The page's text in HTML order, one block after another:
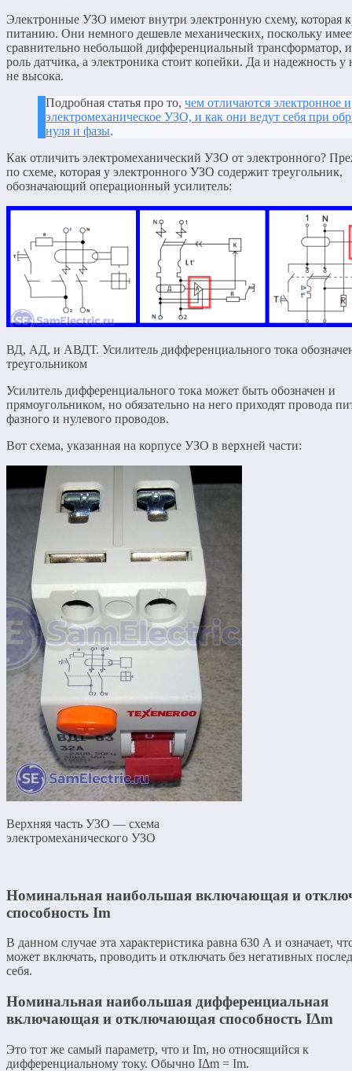
Электронные УЗО имеют внутри электронную схему, которая
питанию. Они немного дешевле механических, поскольку
сравнительно небольшой дифференциальный трансформатор,
роль датчика, а электроника стоит копейки. Да и надежность у
не высока.
Подробная статья про то, чем отличаются электронное и
электромеханическое УЗО, и как они ведут себя при
нуля и фазы.
Как отличить электромеханический УЗО от электронного?
по схеме, которая у электронного УЗО содержит треугольник,
обозначающий операционный усилитель:
ВД, АД, и АВДТ. Усилитель дифференциального тока
треугольником
Усилитель дифференциального тока может быть обозначен и
прямоугольником, но обязательно на него приходят провода
фазного и нулевого проводов.
Вот схема, указанная на корпусе УЗО в верхней части:
Верхняя часть УЗО — схема
электромеханического УЗО
Номинальная наибольшая включающая и
способность Im
В данном случае эта характеристика равна 630 А и означает,
может включать, проводить и отключать без негативных
себя.
Номинальная наибольшая дифференциальная
включающая и отключающая способность IΔm
Это тот же самый параметр, что и Im, но относящийся к
дифференциальному току. Обычно IΔm = Im.